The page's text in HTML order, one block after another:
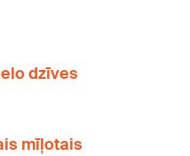
dzīves
mīļotais